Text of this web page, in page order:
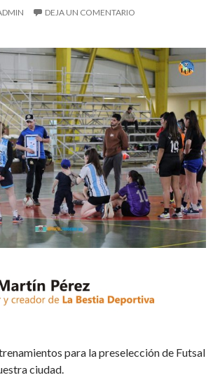
DEJA UN COMENTARIO
para la preselección de Futsal
ciudad.